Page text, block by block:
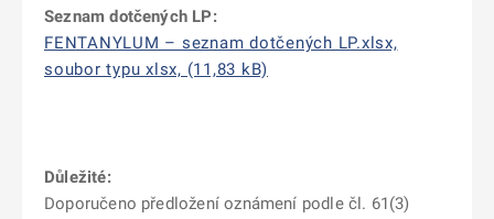
Seznam dotčených LP:
FENTANYLUM – seznam dotčených LP.xlsx,
soubor typu xlsx, (11,83 kB)
Důležité:
Doporučeno předložení oznámení podle čl. 61(3)